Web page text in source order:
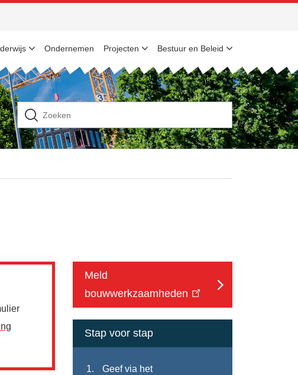
Ondernemen Projecten Bestuur en Beleid
ben
op
zoek
Meld
bouwwerkzaamheden
Stap voor stap
Geef via het